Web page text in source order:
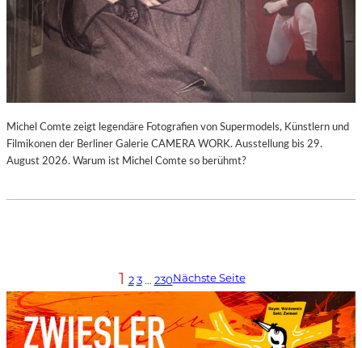
Michel Comte zeigt legendäre Fotografien von Supermodels, Künstlern und
Filmikonen der Berliner Galerie CAMERA WORK. Ausstellung bis 29.
August 2026. Warum ist Michel Comte so berühmt?
1 2 3 … 230Nächste Seite